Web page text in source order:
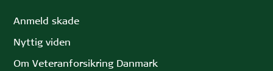
Anmeld skade
Nyttig viden
Om Veteranforsikring Danmark